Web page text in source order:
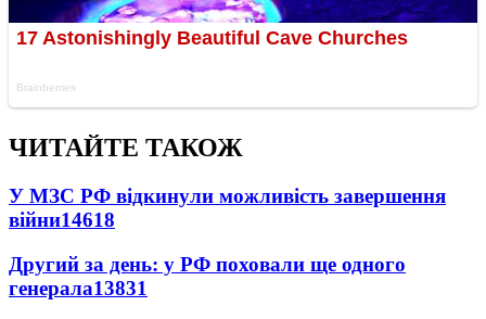
ЧИТАЙТЕ ТАКОЖ
У МЗС РФ відкинули можливість завершення
війни14618
Другий за день: у РФ поховали ще одного
генерала13831